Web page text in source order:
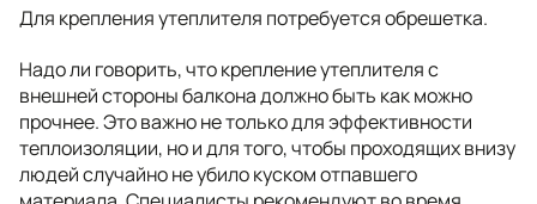
Для крепления утеплителя потребуется обрешетка.
Надо ли говорить, что крепление утеплителя с
внешней стороны балкона должно быть как можно
прочнее. Это важно не только для эффективности
теплоизоляции, но и для того, чтобы проходящих внизу
людей случайно не убило куском отпавшего